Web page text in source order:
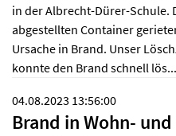
in der Albrecht-Dürer-Schule.
abgestellten Container
Ursache in Brand. Unser
konnte den Brand schnell lös...
04.08.2023 13:56:00
Brand in Wohn-